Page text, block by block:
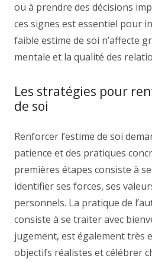
ou à prendre des décisions
ces signes est essentiel pour
faible estime de soi n’affecte
mentale et la qualité des
Les stratégies pour
de soi
Renforcer l’estime de soi
patience et des pratiques
premières étapes consiste à
identifier ses forces, ses
personnels. La pratique de
consiste à se traiter avec
jugement, est également très
objectifs réalistes et célébrer